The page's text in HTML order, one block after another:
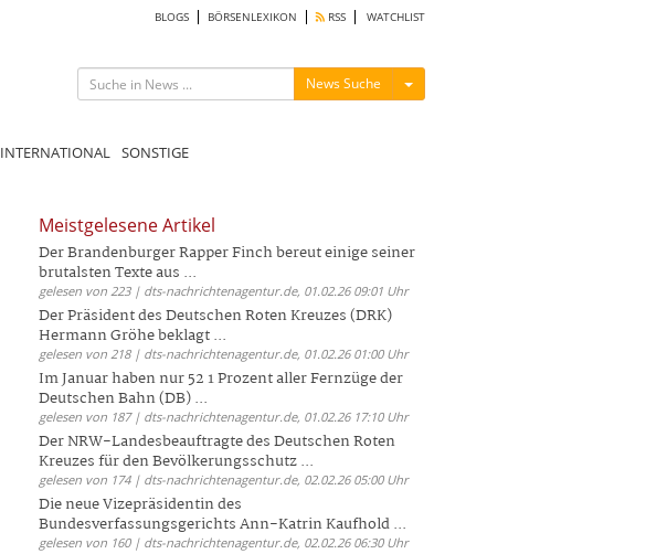
BLOGS BÖRSENLEXIKON RSS WATCHLIST
News Suche Menü ein-/ausblenden
INTERNATIONAL SONSTIGE
Meistgelesene Artikel
Der Brandenburger Rapper Finch bereut einige seiner
brutalsten Texte aus ...
gelesen von 223 | dts-nachrichtenagentur.de, 01.02.26 09:01 Uhr
Der Präsident des Deutschen Roten Kreuzes (DRK)
Hermann Gröhe beklagt ...
gelesen von 218 | dts-nachrichtenagentur.de, 01.02.26 01:00 Uhr
Im Januar haben nur 52 1 Prozent aller Fernzüge der
Deutschen Bahn (DB) ...
gelesen von 187 | dts-nachrichtenagentur.de, 01.02.26 17:10 Uhr
Der NRW-Landesbeauftragte des Deutschen Roten
Kreuzes für den Bevölkerungsschutz ...
gelesen von 174 | dts-nachrichtenagentur.de, 02.02.26 05:00 Uhr
Die neue Vizepräsidentin des
Bundesverfassungsgerichts Ann-Katrin Kaufhold ...
gelesen von 160 | dts-nachrichtenagentur.de, 02.02.26 06:30 Uhr